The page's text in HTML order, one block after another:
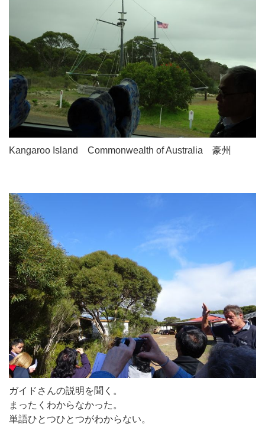
Kangaroo Island Commonwealth of Australia 豪州
ガイドさんの説明を聞く。
まったくわからなかった。
単語ひとつひとつがわからない。